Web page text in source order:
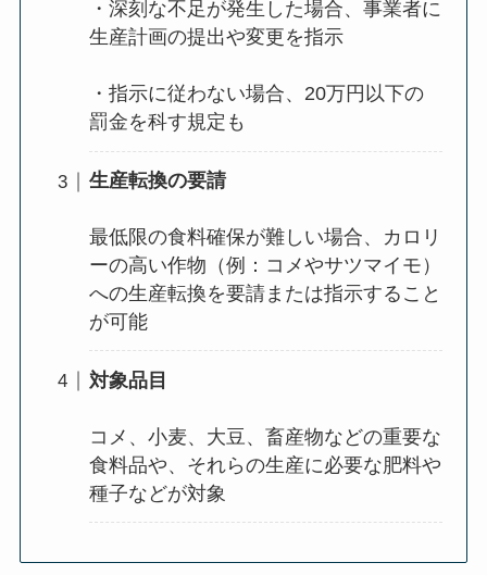
・深刻な不足が発生した場合、事業者に
生産計画の提出や変更を指示
・指示に従わない場合、20万円以下の
罰金を科す規定も
生産転換の要請
最低限の食料確保が難しい場合、カロリ
ーの高い作物（例：コメやサツマイモ）
への生産転換を要請または指示すること
が可能
対象品目
コメ、小麦、大豆、畜産物などの重要な
食料品や、それらの生産に必要な肥料や
種子などが対象